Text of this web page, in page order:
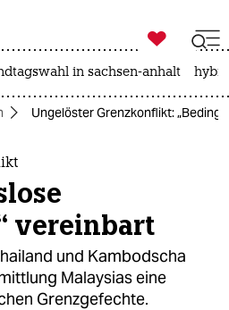
zahl ich
ich

taz zahl ich
in sachsen-anhalt
Ungelöster Grenzkonflikt:
vereinbart
und Kambodscha
Malaysias eine
Grenzgefechte.